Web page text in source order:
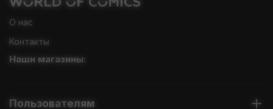
О нас
Контакты
Наши магазины:
Пользователям